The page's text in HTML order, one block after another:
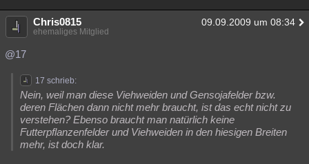
Chris0815 09.09.2009 um 08:34
ehemaliges Mitglied
@17
17 schrieb:
Nein, weil man diese Viehweiden und Gensojafelder bzw.
deren Flächen dann nicht mehr braucht, ist das echt nicht zu
verstehen? Ebenso braucht man natürlich keine
Futterpflanzenfelder und Viehweiden in den hiesigen Breiten
mehr, ist doch klar.